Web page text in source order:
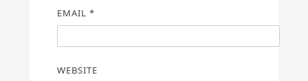
EMAIL *
WEBSITE